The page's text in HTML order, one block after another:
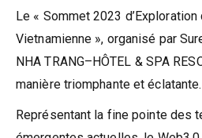
Le « Sommet 2023
Vietnamienne », organisé par
NHA TRANG–HÔTEL & SPA
manière triomphante et éclatante.
Représentant la fine pointe des